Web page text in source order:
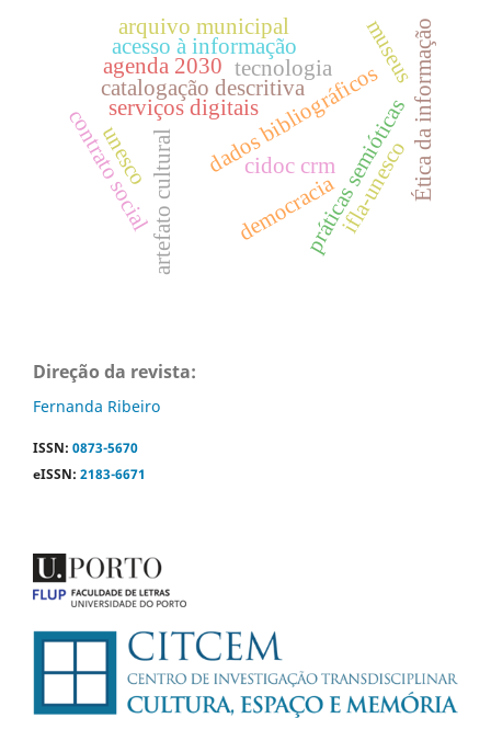
catalogação descritiva
dados bibliográficos
tecnologia
artefato cultural cidoc crmpráticas semióticas
acesso à informação Ética da informação
contrato social democracia
arquivo municipal
serviços digitais
agenda 2030
ifla-unesco
unesco
museus
Direção da revista:
Fernanda Ribeiro
ISSN:0873-5670
eISSN:2183-6671